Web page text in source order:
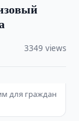
3349 views
для граждан